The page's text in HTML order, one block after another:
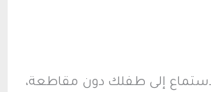
إلى طفلك دون مقاطعة،